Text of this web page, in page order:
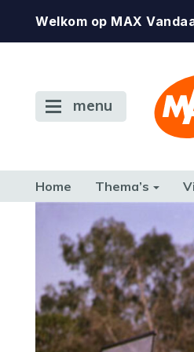
Welkom op MAX
menu
Home Thema’s
CONSUMENT
TERUG NAAR TOEN